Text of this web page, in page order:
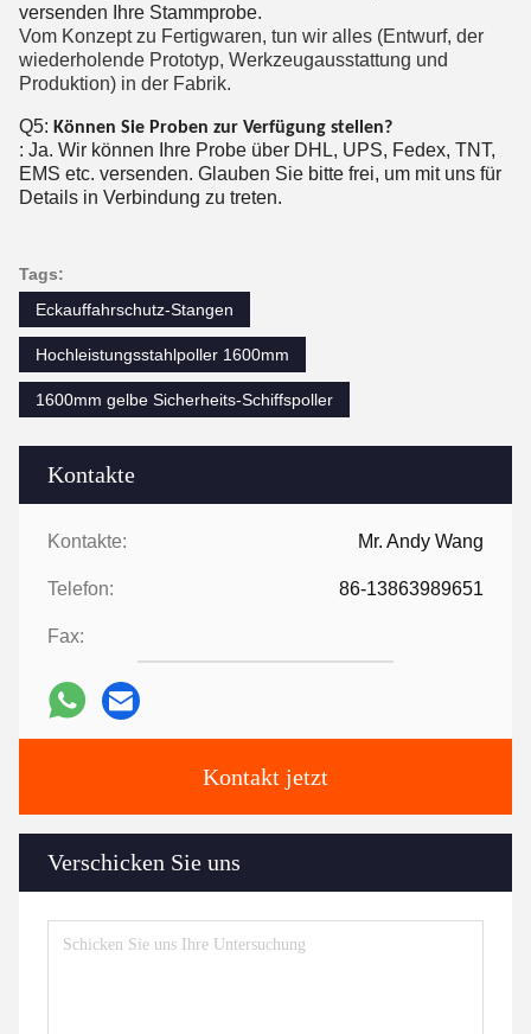
Kontakte
Kontakte: Mr. Andy Wang
Telefon: 86-13863989651
Fax:
Kontakt jetzt
Verschicken Sie uns
versenden Ihre Stammprobe.
Vom Konzept zu Fertigwaren, tun wir alles (Entwurf, der
wiederholende Prototyp, Werkzeugausstattung und
Produktion) in der Fabrik.
Q5: Können Sie Proben zur Verfügung stellen?
: Ja. Wir können Ihre Probe über DHL, UPS, Fedex, TNT,
EMS etc. versenden. Glauben Sie bitte frei, um mit uns für
Details in Verbindung zu treten.
Tags:
Eckauffahrschutz-Stangen
Hochleistungsstahlpoller 1600mm
1600mm gelbe Sicherheits-Schiffspoller